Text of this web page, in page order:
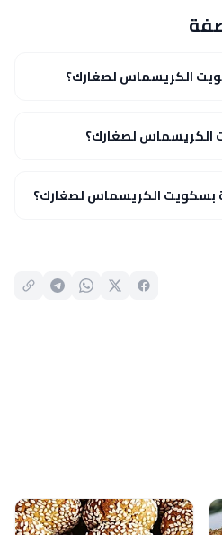
الكريسماس لصغارك؟
لصغارك؟
الكريسماس لصغارك؟